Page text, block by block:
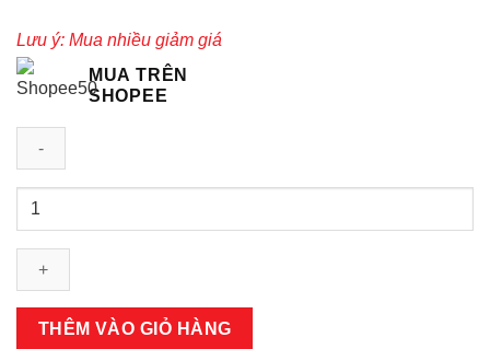
Lưu ý: Mua nhiều giảm giá
MUA TRÊN
SHOPEE
Giày
hộ
lao
ABCTHÊM VÀO GIỎ HÀNG